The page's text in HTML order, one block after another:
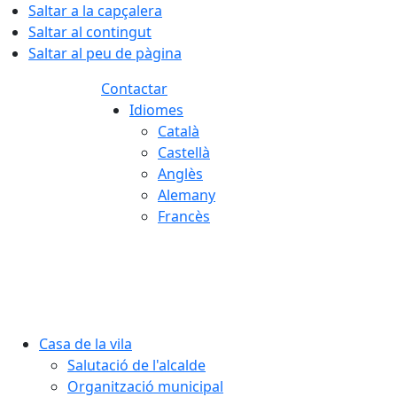
Saltar a la capçalera
Saltar al contingut
Saltar al peu de pàgina
Contactar
Idiomes
Català
Castellà
Anglès
Alemany
Francès
Casa de la vila
Salutació de l'alcalde
Organització municipal